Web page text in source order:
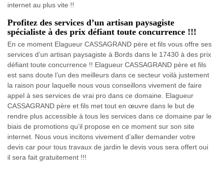
internet au plus vite !!
Profitez des services d’un artisan paysagiste
spécialiste à des prix défiant toute concurrence !!!
En ce moment Elagueur CASSAGRAND père et fils vous offre ses
services d’un artisan paysagiste à Bords dans le 17430 à des prix
défiant toute concurrence !! Elagueur CASSAGRAND père et fils
est sans doute l’un des meilleurs dans ce secteur voilà justement
la raison pour laquelle nous vous conseillons vivement de faire
appel à ses services de vrai pro dans ce domaine. Elagueur
CASSAGRAND père et fils met tout en œuvre dans le but de
rendre plus accessible à tous les services dans ce domaine par le
biais de promotions qu’il propose en ce moment sur son site
internet. Nous vous incitons vivement d’aller demander votre
devis car pour tous travaux de jardin le devis vous sera offert oui
il sera fait gratuitement !!!